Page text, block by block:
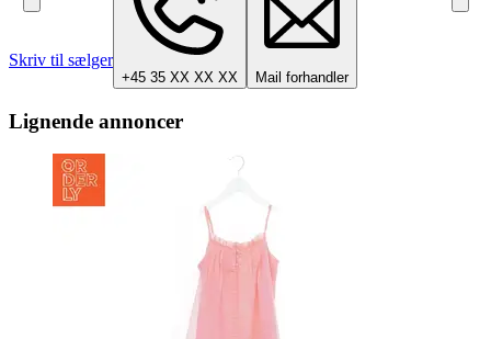
Skriv til sælger
+45 35 XX XX XX Mail forhandler
Lignende annoncer